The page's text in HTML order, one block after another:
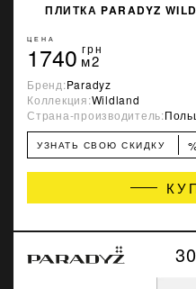
ПЛИТКА PARADYZ
ЦЕНА
1740 грн
м2
Бренд:Paradyz
Коллекция:Wildland
Страна-производитель:
УЗНАТЬ СВОЮ СКИДКУ